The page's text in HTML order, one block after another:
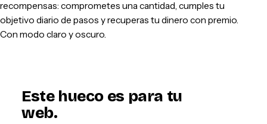
recompensas: comprometes una cantidad, cumples tu
objetivo diario de pasos y recuperas tu dinero con premio.
Con modo claro y oscuro.
Este hueco es para tu
web.